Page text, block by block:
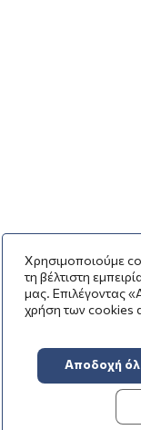
Χρησιμοποιούμε
τη βέλτιστη
μας. Επιλέγοντας
χρήση των cookies
Αποδοχή